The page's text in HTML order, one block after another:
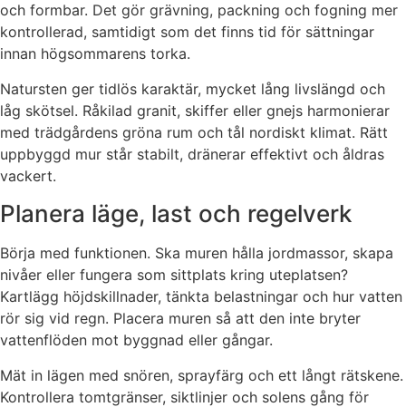
och formbar. Det gör grävning, packning och fogning mer
kontrollerad, samtidigt som det finns tid för sättningar
innan högsommarens torka.
Natursten ger tidlös karaktär, mycket lång livslängd och
låg skötsel. Råkilad granit, skiffer eller gnejs harmonierar
med trädgårdens gröna rum och tål nordiskt klimat. Rätt
uppbyggd mur står stabilt, dränerar effektivt och åldras
vackert.
Planera läge, last och regelverk
Börja med funktionen. Ska muren hålla jordmassor, skapa
nivåer eller fungera som sittplats kring uteplatsen?
Kartlägg höjdskillnader, tänkta belastningar och hur vatten
rör sig vid regn. Placera muren så att den inte bryter
vattenflöden mot byggnad eller gångar.
Mät in lägen med snören, sprayfärg och ett långt rätskene.
Kontrollera tomtgränser, siktlinjer och solens gång för